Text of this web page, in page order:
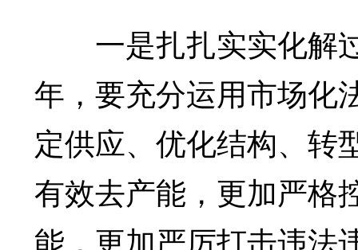
一是扎扎实实化解
年，要充分运用市场化
定供应、优化结构、转
有效去产能，更加严格
能，更加严厉打击违法